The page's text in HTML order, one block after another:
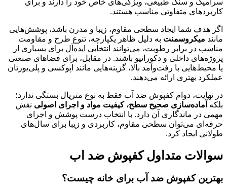
سرامیک و سنگ طبیعی، ویژگی‌های خاص خود را دارند و برای
کاربردهای متفاوتی مناسب هستند.
اگر هدف شما ایجاد سطحی مقاوم، زیبا و مدرن باشد، پوشش‌هایی
مانند میکروسمنت به دلیل ظاهر یکپارچه، تنوع طرح و مقاومت
مناسب در برابر رطوبت، می‌توانند انتخابی ایده‌آل برای بسیاری از
پروژه‌های داخلی و دکوراتیو باشند. در مقابل، برای فضاهای صنعتی
یا محیط‌هایی با رفت‌وآمد بالا، گزینه‌هایی مانند اپوکسی و پلی‌یورتان
عملکرد بهتری ارائه می‌دهند.
در نهایت، دوام کفپوش ضد آب فقط به نوع متریال بستگی ندارد؛
بلکه آماده‌سازی صحیح سطح، کیفیت مواد و اجرای اصولی نقش
مهمی در ماندگاری آن دارد. با انتخاب درست پوشش و اجرای
حرفه‌ای می‌توان سطحی مقاوم، کاربردی و زیبا برای سال‌های
طولانی ایجاد کرد.
سوالات متداول کفپوش ضد اب
بهترین کفپوش ضد آب برای خانه چیست؟